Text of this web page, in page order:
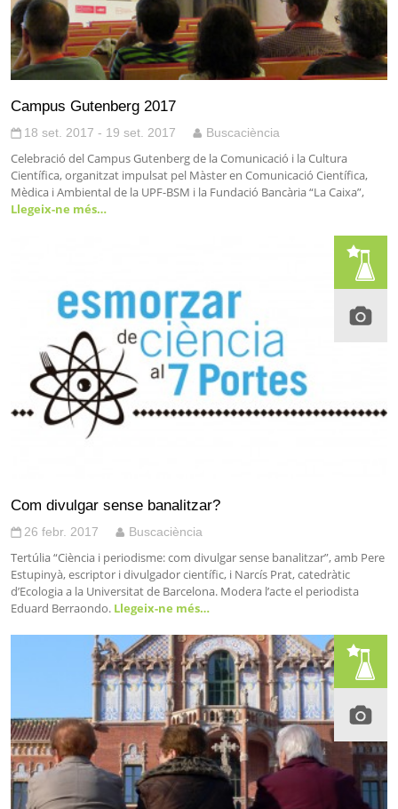
Campus Gutenberg 2017
18 set. 2017 - 19 set. 2017 Buscaciència
Celebració del Campus Gutenberg de la Comunicació i la Cultura
Científica, organitzat impulsat pel Màster en Comunicació Científica,
Mèdica i Ambiental de la UPF-BSM i la Fundació Bancària “La Caixa”,
Llegeix-ne més…
Com divulgar sense banalitzar?
26 febr. 2017 Buscaciència
Tertúlia “Ciència i periodisme: com divulgar sense banalitzar”, amb Pere
Estupinyà, escriptor i divulgador científic, i Narcís Prat, catedràtic
d’Ecologia a la Universitat de Barcelona. Modera l’acte el periodista
Eduard Berraondo. Llegeix-ne més…